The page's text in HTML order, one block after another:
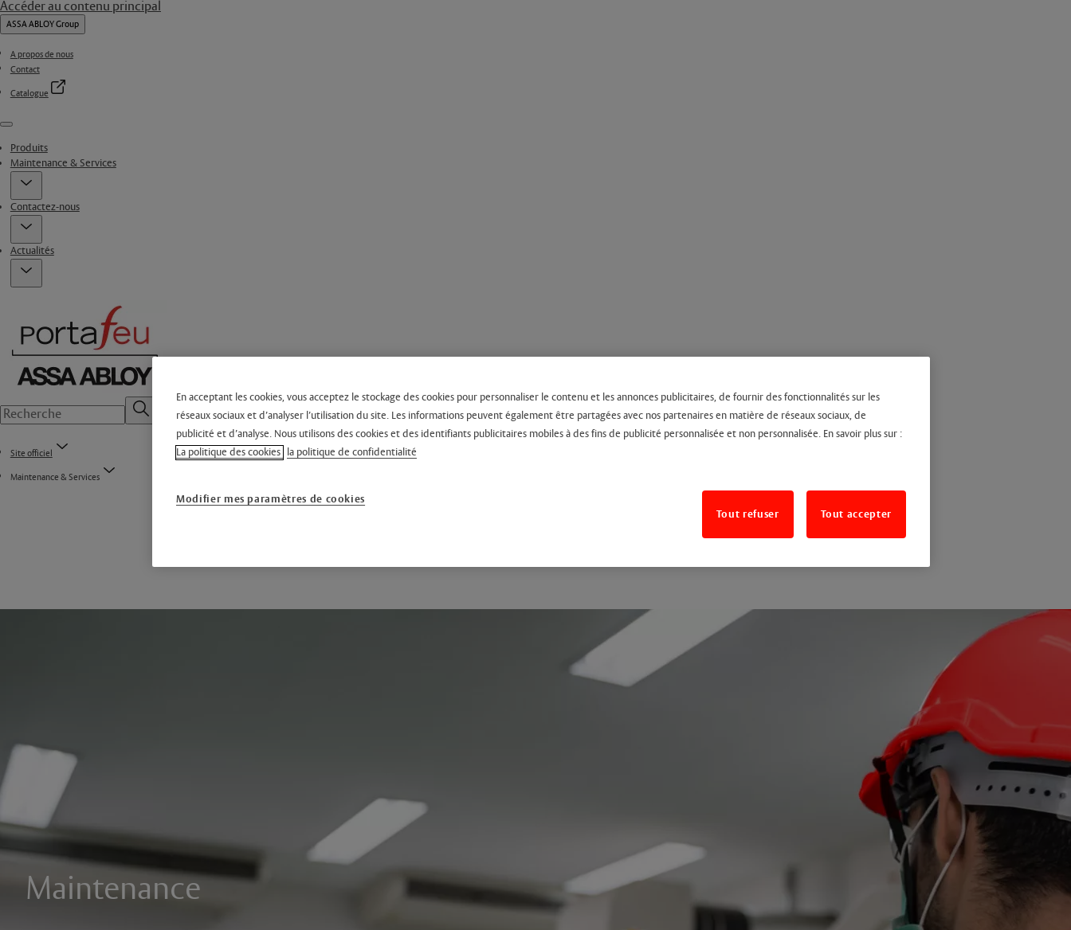
Accéder au contenu principal
ASSA ABLOY Group
A propos de nous
Contact
Catalogue
Menu
Produits
Maintenance & Services
Contactez-nous
Actualités
Site officiel
Maintenance & Services
Maintenance
En acceptant les cookies, vous acceptez le stockage des cookies pour personnaliser le contenu et les annonces publicitaires, de fournir des fonctionnalités sur les
réseaux sociaux et d’analyser l’utilisation du site. Les informations peuvent également être partagées avec nos partenaires en matière de réseaux sociaux, de
publicité et d’analyse. Nous utilisons des cookies et des identifiants publicitaires mobiles à des fins de publicité personnalisée et non personnalisée. En savoir plus sur :
La politique des cookies la politique de confidentialité
Modifier mes paramètres de cookies
Tout refuser
Tout accepter